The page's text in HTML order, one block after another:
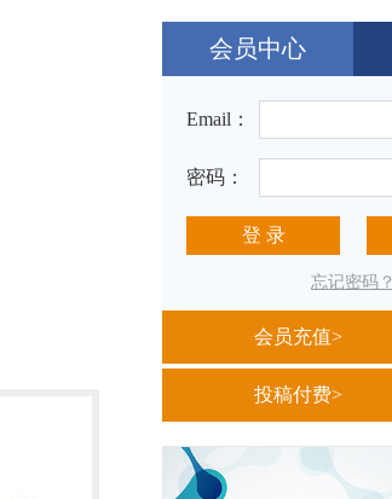
会员中心
Email：
密码：
登 录
忘记密码？
会员充值>
投稿付费>